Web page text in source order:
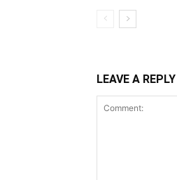
LEAVE A REPLY